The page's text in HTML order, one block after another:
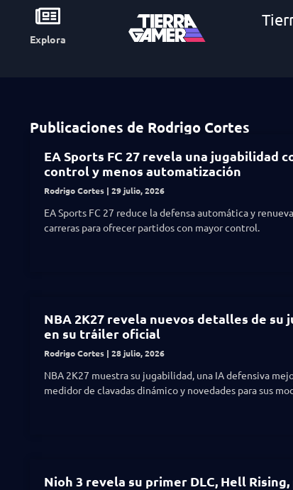
Explora
Publicaciones de Rodrigo Cortes
EA Sports FC 27 revela una jugabilidad
control y menos automatización
Rodrigo Cortes 29 julio, 2026
EA Sports FC 27 reduce la defensa automática y
carreras para ofrecer partidos con mayor control.
NBA 2K27 revela nuevos detalles de su
en su tráiler oficial
Rodrigo Cortes 28 julio, 2026
NBA 2K27 muestra su jugabilidad, una IA defensiva
medidor de clavadas dinámico y novedades para sus
Nioh 3 revela su primer DLC, Hell